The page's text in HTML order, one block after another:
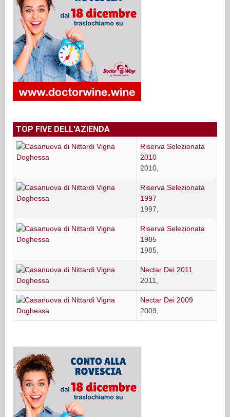
TOP FIVE DELL'AZIENDA
Riserva Selezionata
2010
2010,
Riserva Selezionata
1997
1997,
Riserva Selezionata
1985
1985,
Nectar Dei 2011
2011,
Nectar Dei 2009
2009,